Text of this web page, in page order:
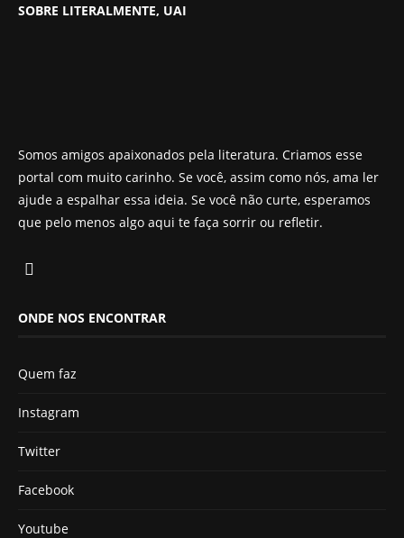
SOBRE LITERALMENTE, UAI
Somos amigos apaixonados pela literatura. Criamos esse
portal com muito carinho. Se você, assim como nós, ama ler
ajude a espalhar essa ideia. Se você não curte, esperamos
que pelo menos algo aqui te faça sorrir ou refletir.
ONDE NOS ENCONTRAR
Quem faz
Instagram
Twitter
Facebook
Youtube